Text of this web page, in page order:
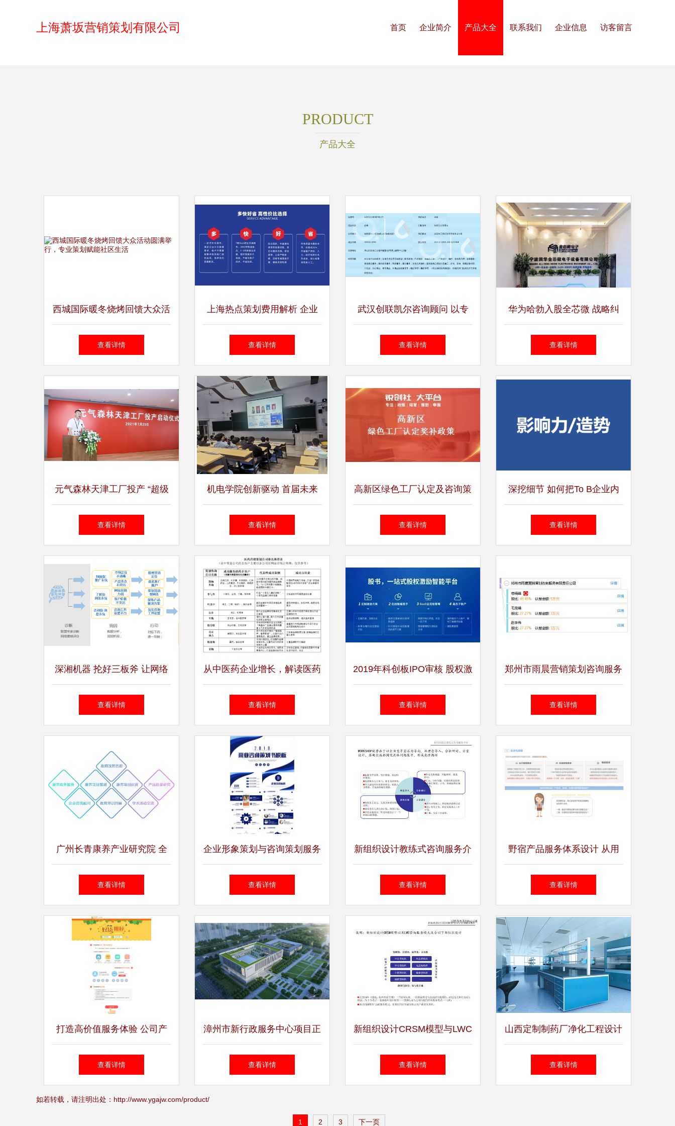
上海萧坂营销策划有限公司 首页 企业简介 产品大全 联系我们 企业信息 访客留言
PRODUCT
产品大全
西城国际暖冬烧烤回馈大众活
动圆满举行，专业策划赋能社
查看详情
上海热点策划费用解析 企业
热点策划服务与咨询策划价值
查看详情
武汉创联凯尔咨询顾问 以专
业之力，赋能企业卓越未来
查看详情
华为哈勃入股全芯微 战略纠
偏与半导体产业链的急救守望
查看详情
元气森林天津工厂投产 “超级
工厂”引领城市群创新服务模
查看详情
机电学院创新驱动 首届未来
工厂规划设计大赛暨专家咨询
查看详情
高新区绿色工厂认定及咨询策
划全攻略
查看详情
深挖细节 如何把To B企业内
容营销聊透，打动高智商客户
查看详情
深湘机器 抡好三板斧 让网络
营销切实落地！
查看详情
从中医药企业增长，解读医药
营销策划公司排名与咨询服务
查看详情
2019年科创板IPO审核 股权激
励分析报告与咨询策划服务探
查看详情
郑州市雨晨营销策划咨询服务
有限责任公司 专业引领行业
查看详情
广州长青康养产业研究院 全
方位咨询策划服务，引领康养
查看详情
企业形象策划与咨询策划服务
PPT模板指南
查看详情
新组织设计教练式咨询服务介
绍
查看详情
野宿产品服务体系设计 从用
户洞察到价值闭环的咨询策划
查看详情
打造高价值服务体验 公司产
品服务中的专题设计与咨询策
查看详情
漳州市新行政服务中心项目正
式启动 芗城片区改造迈向新
查看详情
新组织设计CRSM模型与LWC
咨询服务模式介绍 构建敏捷
查看详情
山西定制制药厂净化工程设计
润瀚净化科技的咨询策划服务
查看详情
如若转载，请注明出处：http://www.ygajw.com/product/
1 2 3 下一页